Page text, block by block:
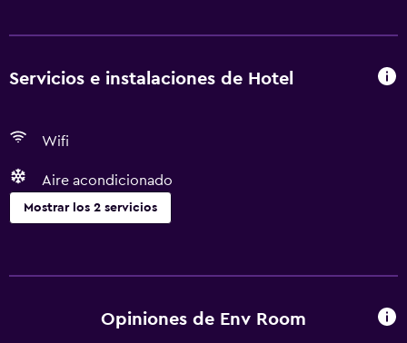
Servicios e instalaciones de Hotel
Wifi
Aire acondicionado
Mostrar los 2 servicios
Aire acondicionado
Opiniones de Env Room